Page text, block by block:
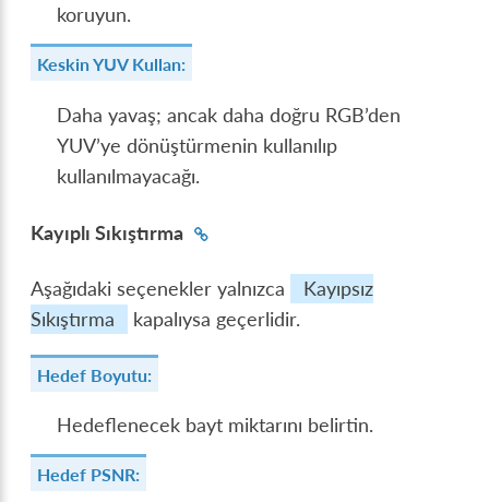
koruyun.
Keskin YUV Kullan:
Daha yavaş; ancak daha doğru RGB’den
YUV’ye dönüştürmenin kullanılıp
kullanılmayacağı.
Kayıplı Sıkıştırma
Aşağıdaki seçenekler yalnızca
Kayıpsız
Sıkıştırma
kapalıysa geçerlidir.
Hedef Boyutu:
Hedeflenecek bayt miktarını belirtin.
Hedef PSNR: